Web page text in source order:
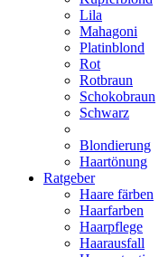
Lila
Mahagoni
Platinblond
Rot
Rotbraun
Schokobraun
Schwarz
Blondierung
Haartönung
Ratgeber
Haare färben
Haarfarben
Haarpflege
Haarausfall